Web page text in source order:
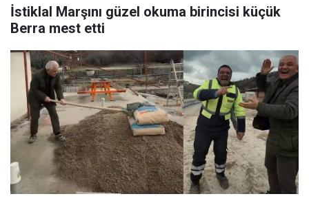
İstiklal Marşını güzel okuma birincisi küçük
Berra mest etti